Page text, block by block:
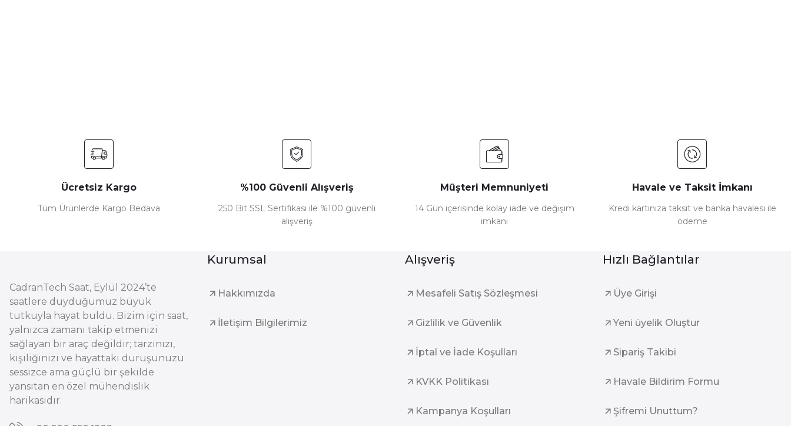
Ücretsiz Kargo
Tüm Ürünlerde Kargo Bedava
%100 Güvenli Alışveriş
250 Bit SSL Sertifikası ile %100 güvenli
alışveriş
Müşteri Memnuniyeti
14 Gün içerisinde kolay iade ve değişim
imkanı
Havale ve Taksit İmkanı
Kredi kartınıza taksit ve banka havalesi ile
ödeme
CadranTech Saat, Eylül 2024’te
saatlere duyduğumuz büyük
tutkuyla hayat buldu. Bizim için saat,
yalnızca zamanı takip etmenizi
sağlayan bir araç değildir; tarzınızı,
kişiliğinizi ve hayattaki duruşunuzu
sessizce ama güçlü bir şekilde
yansıtan en özel mühendislik
harikasıdır.
Kurumsal
Hakkımızda
İletişim Bilgilerimiz
Alışveriş
Mesafeli Satış Sözleşmesi
Gizlilik ve Güvenlik
İptal ve İade Koşulları
KVKK Politikası
Kampanya Koşulları
Hızlı Bağlantılar
Üye Girişi
Yeni üyelik Oluştur
Sipariş Takibi
Havale Bildirim Formu
Şifremi Unuttum?